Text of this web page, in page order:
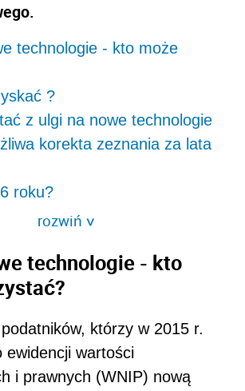
technologie - kto może
?
z ulgi na nowe technologie
korekta zeznania za lata
roku?
rozwiń>
technologie - kto
którzy w 2015 r.
ewidencji wartości
i prawnych (WNIP) nową